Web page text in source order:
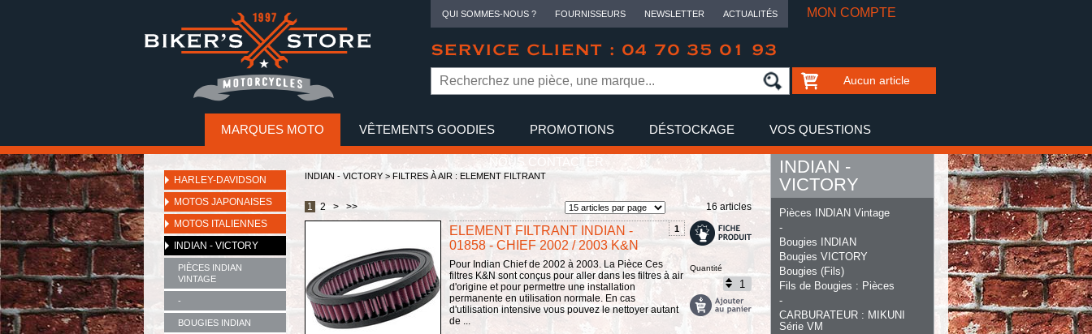
QUI SOMMES-NOUS ? FOURNISSEURS NEWSLETTER ACTUALITÉS MON COMPTE
SERVICE CLIENT : 04 70 35 01 93
Aucun article
MARQUES MOTO VÊTEMENTS GOODIES PROMOTIONS DÉSTOCKAGE VOS QUESTIONS
NOUS CONTACTER
HARLEY-DAVIDSON
MOTOS JAPONAISES
MOTOS ITALIENNES
INDIAN - VICTORY
PIÈCES INDIAN
VINTAGE
-
BOUGIES INDIAN
INDIAN - VICTORY > FILTRES À AIR : ELEMENT FILTRANT
16 articles
1 2 > >>
1
ELEMENT FILTRANT INDIAN -
01858 - CHIEF 2002 / 2003 K&N
Pour Indian Chief de 2002 à 2003. La Pièce Ces
filtres K&N sont conçus pour aller dans les filtres à air
d'origine et pour permettre une installation
permanente en utilisation normale. En cas
d'utilisation intensive vous pouvez le nettoyer autant
de ...
Quantité
INDIAN -
VICTORY
Pièces INDIAN Vintage
-
Bougies INDIAN
Bougies VICTORY
Bougies (Fils)
Fils de Bougies : Pièces
-
CARBURATEUR : MIKUNI
Série VM